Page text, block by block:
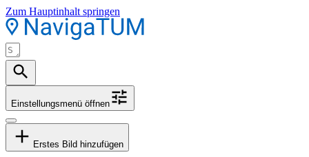
Zum Hauptinhalt springen
Einstellungsmenü öffnen
Erstes Bild hinzufügen